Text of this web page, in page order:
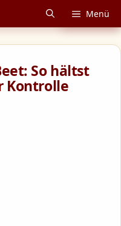
Menü
So hältst
Kontrolle